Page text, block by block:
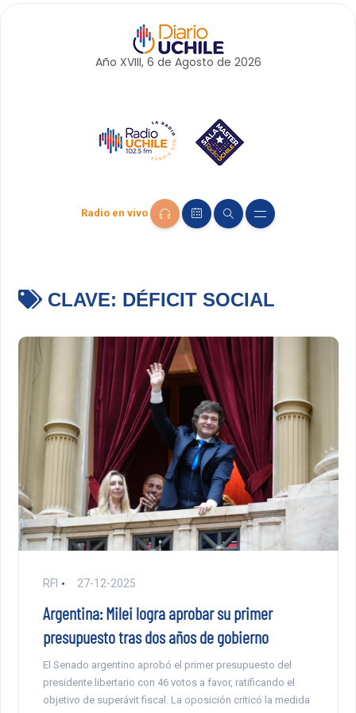
Año XVIII, 6 de Agosto de 2026
Radio en vivo
CLAVE: DÉFICIT SOCIAL
RFI 27-12-2025
Argentina: Milei logra aprobar su primer
presupuesto tras dos años de gobierno
El Senado argentino aprobó el primer presupuesto del
presidente libertario con 46 votos a favor, ratificando el
objetivo de superávit fiscal. La oposición criticó la medida